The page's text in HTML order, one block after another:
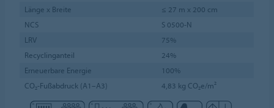
Länge x Breite
≤ 27 m x 200 cm
NCS
S 0500-N
LRV
75%
Recyclinganteil
24%
Erneuerbare Energie
100%
CO₂-Fußabdruck (A1–A3)
4,83 kg CO₂e/m²